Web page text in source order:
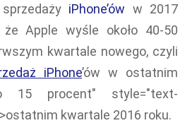
iPhone’ów w 2017
Apple wyśle około 40-50
kwartale nowego, czyli
iPhone’ów w ostatnim
15 procent" style="text-
kwartale 2016 roku.